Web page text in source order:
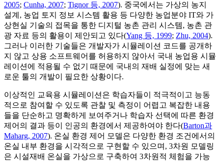
2005; Cunha, 2007; Tignor 등, 2007). 중국에서는 가상의 농지
설계, 농업 토지 정보 시스템 활용 등 다양한 농업분야 IT와 가
상현실 기술의 접목을 통한 디지털 농촌 관리 시스템, 농촌 관
광 자료 등의 활용이 제안되고 있다(Yang 등, 1999; Zhu, 2004).
그러나 이러한 기술들은 개발자가 시뮬레이션 코드를 공개하
지 않고 상용 소프트웨어를 허용하지 않아서 국내 농업용 시뮬
레이션에 적용될 수 없기 때문에 국내의 재배 실정에 맞는 새
로운 툴의 개발이 필요한 상황이다.
이상적인 교육용 시뮬레이션은 학습자들이 적극적이고 능동
적으로 참여할 수 있도록 관찰 및 측정이 어렵고 복잡한 내용
들을 단순하고 명확하게 보여주거나 학습자 선택에 따른 환경
제어의 결과 등이 인공의 환경에서 제공하여야 한다(Barton과
Maharg, 2007). 온실 환경 제어 모델은 다양한 환경 조건에서의
온실 내부 환경을 시각적으로 구현할 수 있으며, 3차원 모델링
은 시설재배 온실을 가상으로 구축하여 3차원적 체험을 가능